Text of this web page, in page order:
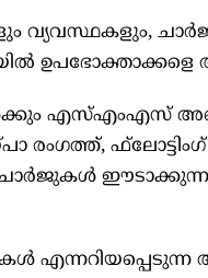
ഉപഭോക്താക്കളെ
എസ്എംഎസ്
രംഗത്ത്,
ചാർജുകൾ